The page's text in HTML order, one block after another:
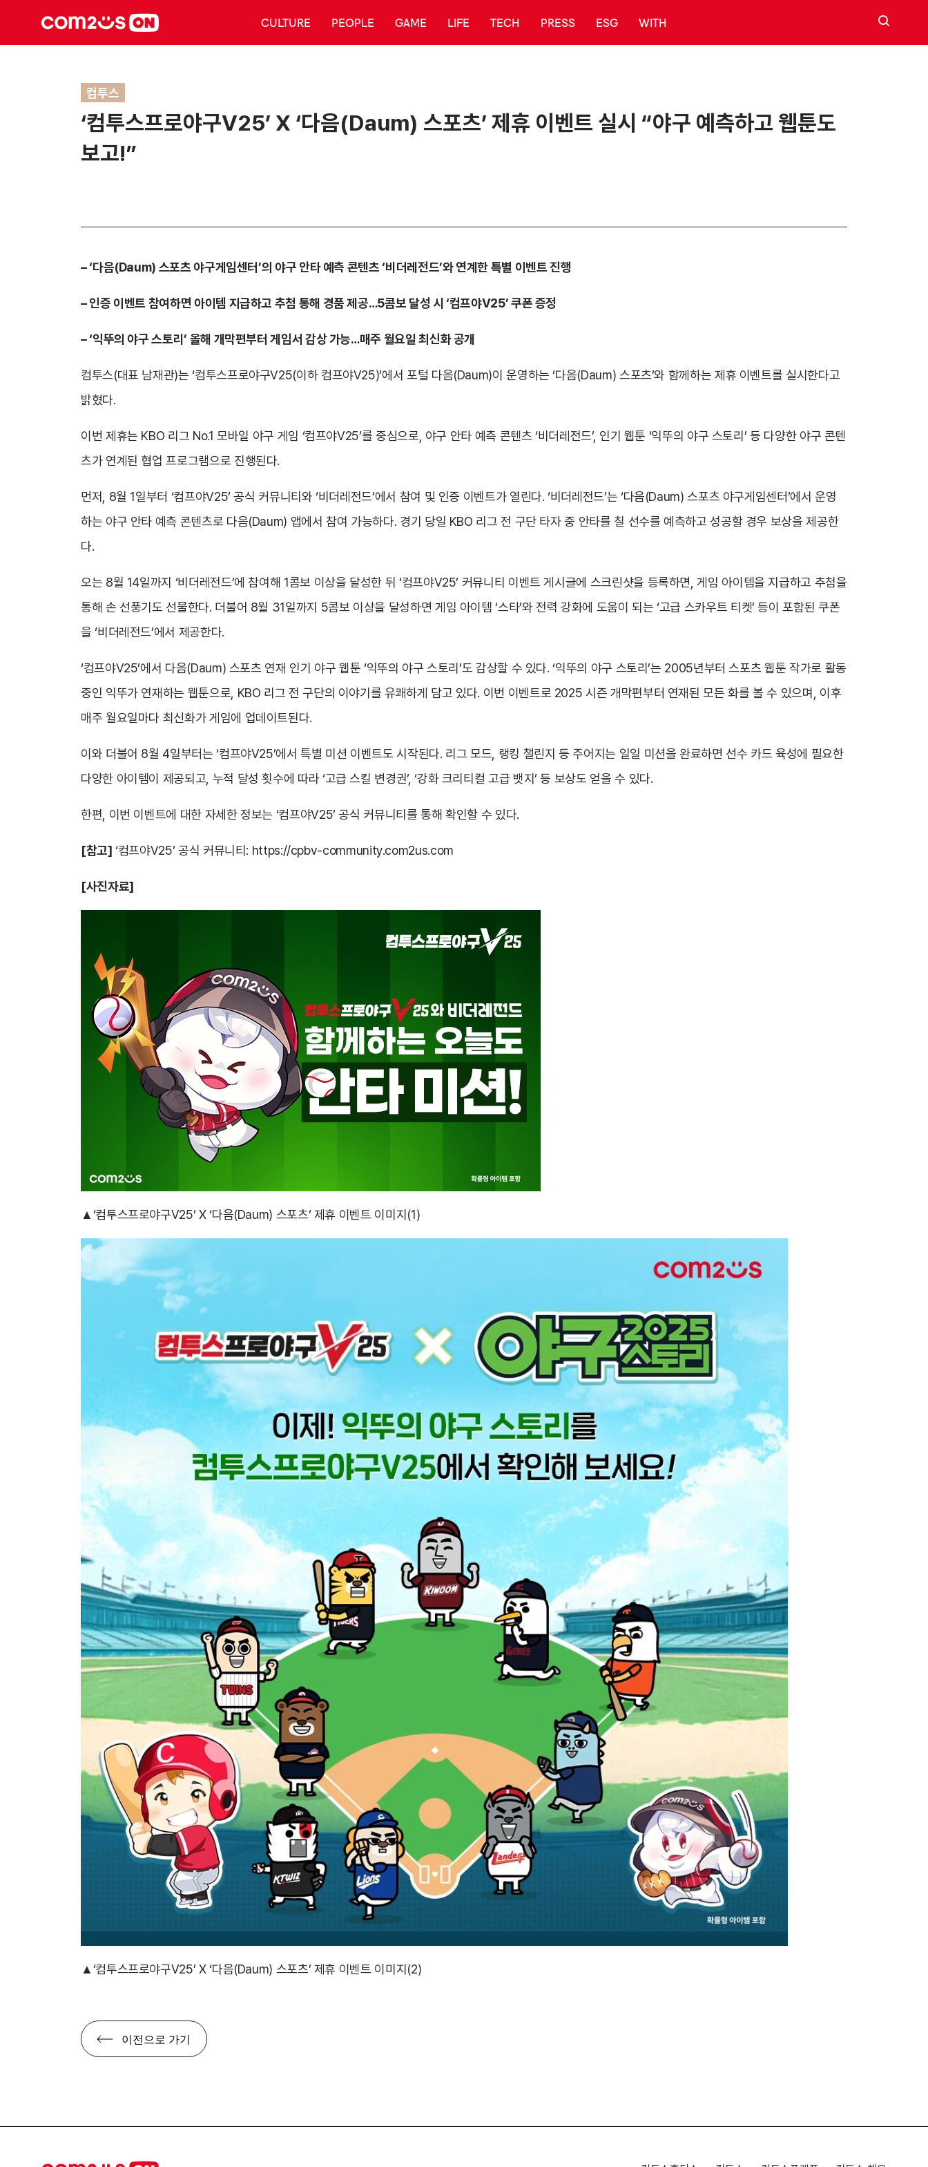
CULTURE PEOPLE GAME LIFE TECH PRESS ESG WITH 검색
컴투스
‘컴투스프로야구V25’ X ‘다음(Daum) 스포츠’ 제휴 이벤트 실시 “야구 예측하고 웹툰도
보고!”
– ‘다음(Daum) 스포츠 야구게임센터’의 야구 안타 예측 콘텐츠 ‘비더레전드’와 연계한 특별 이벤트 진행
– 인증 이벤트 참여하면 아이템 지급하고 추첨 통해 경품 제공…5콤보 달성 시 ‘컴프야V25’ 쿠폰 증정
– ‘익뚜의 야구 스토리’ 올해 개막편부터 게임서 감상 가능…매주 월요일 최신화 공개
컴투스(대표 남재관)는 ‘컴투스프로야구V25(이하 컴프야V25)’에서 포털 다음(Daum)이 운영하는 ‘다음(Daum) 스포츠’와 함께하는 제휴 이벤트를 실시한다고
밝혔다.
이번 제휴는 KBO 리그 No.1 모바일 야구 게임 ‘컴프야V25’를 중심으로, 야구 안타 예측 콘텐츠 ‘비더레전드’, 인기 웹툰 ‘익뚜의 야구 스토리’ 등 다양한 야구 콘텐
츠가 연계된 협업 프로그램으로 진행된다.
먼저, 8월 1일부터 ‘컴프야V25’ 공식 커뮤니티와 ‘비더레전드’에서 참여 및 인증 이벤트가 열린다. ‘비더레전드’는 ‘다음(Daum) 스포츠 야구게임센터’에서 운영
하는 야구 안타 예측 콘텐츠로 다음(Daum) 앱에서 참여 가능하다. 경기 당일 KBO 리그 전 구단 타자 중 안타를 칠 선수를 예측하고 성공할 경우 보상을 제공한
다.
오는 8월 14일까지 ‘비더레전드’에 참여해 1콤보 이상을 달성한 뒤 ‘컴프야V25’ 커뮤니티 이벤트 게시글에 스크린샷을 등록하면, 게임 아이템을 지급하고 추첨을
통해 손 선풍기도 선물한다. 더불어 8월 31일까지 5콤보 이상을 달성하면 게임 아이템 ‘스타’와 전력 강화에 도움이 되는 ‘고급 스카우트 티켓’ 등이 포함된 쿠폰
을 ‘비더레전드’에서 제공한다.
‘컴프야V25’에서 다음(Daum) 스포츠 연재 인기 야구 웹툰 ‘익뚜의 야구 스토리’도 감상할 수 있다. ‘익뚜의 야구 스토리’는 2005년부터 스포츠 웹툰 작가로 활동
중인 익뚜가 연재하는 웹툰으로, KBO 리그 전 구단의 이야기를 유쾌하게 담고 있다. 이번 이벤트로 2025 시즌 개막편부터 연재된 모든 화를 볼 수 있으며, 이후
매주 월요일마다 최신화가 게임에 업데이트된다.
이와 더불어 8월 4일부터는 ‘컴프야V25’에서 특별 미션 이벤트도 시작된다. 리그 모드, 랭킹 챌린지 등 주어지는 일일 미션을 완료하면 선수 카드 육성에 필요한
다양한 아이템이 제공되고, 누적 달성 횟수에 따라 ‘고급 스킬 변경권’, ‘강화 크리티컬 고급 뱃지’ 등 보상도 얻을 수 있다.
한편, 이번 이벤트에 대한 자세한 정보는 ‘컴프야V25’ 공식 커뮤니티를 통해 확인할 수 있다.
[참고] ‘컴프야V25’ 공식 커뮤니티: https://cpbv-community.com2us.com
[사진자료]
▲‘컴투스프로야구V25’ X ‘다음(Daum) 스포츠’ 제휴 이벤트 이미지(1)
▲‘컴투스프로야구V25’ X ‘다음(Daum) 스포츠’ 제휴 이벤트 이미지(2)
이전으로 가기